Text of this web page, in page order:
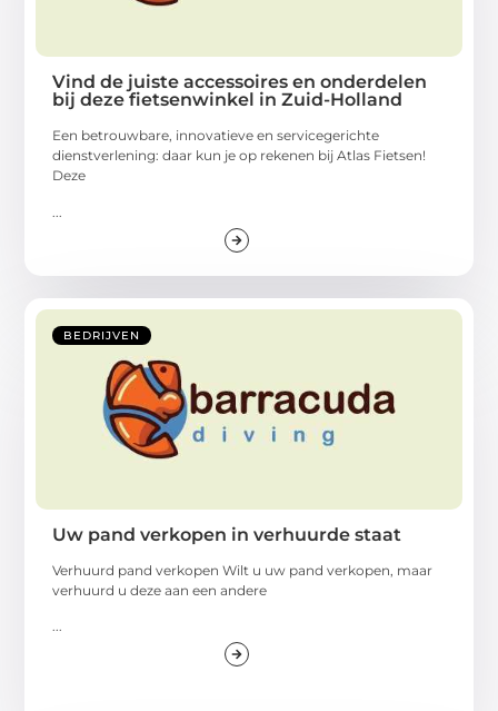
Vind de juiste accessoires en onderdelen
bij deze fietsenwinkel in Zuid-Holland
Een betrouwbare, innovatieve en servicegerichte
dienstverlening: daar kun je op rekenen bij Atlas Fietsen!
Deze
BEDRIJVEN
Uw pand verkopen in verhuurde staat
Verhuurd pand verkopen Wilt u uw pand verkopen, maar
verhuurd u deze aan een andere
...